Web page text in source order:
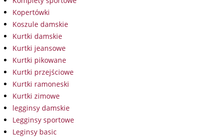
Kopertówki
Koszule damskie
Kurtki damskie
Kurtki jeansowe
Kurtki pikowane
Kurtki przejściowe
Kurtki ramoneski
Kurtki zimowe
legginsy damskie
Legginsy sportowe
Leginsy basic